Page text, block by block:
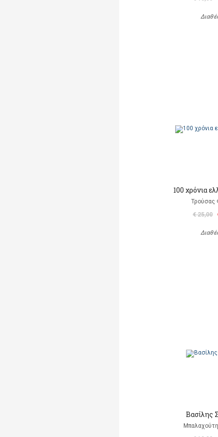
100 χρόνια
Τρούσας
€ 25,00
Βασίλης